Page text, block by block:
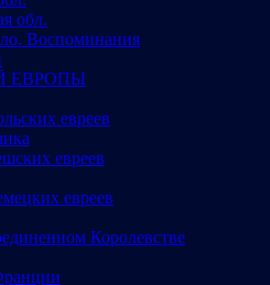
обл.
Воспоминания
ЕВРОПЫ
евреев
евреев
евреев
Королевстве